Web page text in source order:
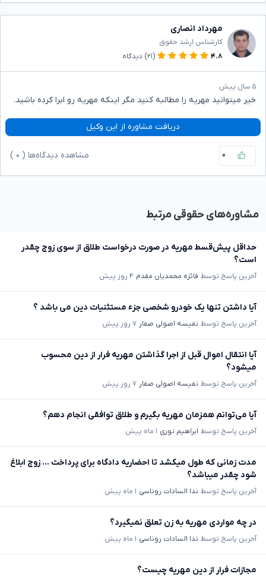
مهرداد انصاری
کارشناس ارشد حقوق
۴.۸
(۲۱) دیدگاه
۵ سال پیش
خیر میتوانید مهریه را مطالبه کنید مگر اینکه مهریه رو ابرا کرده باشید.
دریافت مشاوره از این وکیل
۰ مشاهده دیدگاه‌ها ( ۰
مشاوره‌های حقوقی مرتبط
حداقل پیش‌قسط مهریه در صورت درخواست طلاق از سوی زوج چقدر
است؟
آخرین پاسخ توسط فائزه محمدیان مقدم ۴ روز پیش
آیا داشتن تنها یک خودرو شخصی جزء مستثنیات دین می باشد ؟
آخرین پاسخ توسط نفیسه اصولی صفار ۷ روز پیش
آیا انتقال اموال قبل از اجرا گذاشتن مهریه فرار از دین محسوب
میشود؟
آخرین پاسخ توسط نفیسه اصولی صفار ۷ روز پیش
آیا می‌توانم همزمان مهریه بگیرم و طلاق توافقی انجام دهم؟
آخرین پاسخ توسط ابراهیم نوری ۱ ماه پیش
مدت زمانی که طول میکشد تا احضاریه دادگاه برای پرداخت ... زوج ابلاغ
شود چقدر میباشد؟
آخرین پاسخ توسط ندا السادات روناسی ۱ ماه پیش
در چه مواردی مهریه به زن تعلق نمیگیرد؟
آخرین پاسخ توسط ندا السادات روناسی ۱ ماه پیش
مجازات فرار از دین مهریه چیست؟